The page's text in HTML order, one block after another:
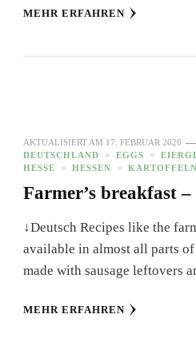
MEHR ERFAHREN
AKTUALISIERT AM 17. FEBRUAR 2026
DEUTSCHLAND
EGGS
HESSE
HESSEN KARTOFFELN
Farmer’s breakfast
↓Deutsch Recipes like the
available in almost all parts
made with sausage leftovers
MEHR ERFAHREN